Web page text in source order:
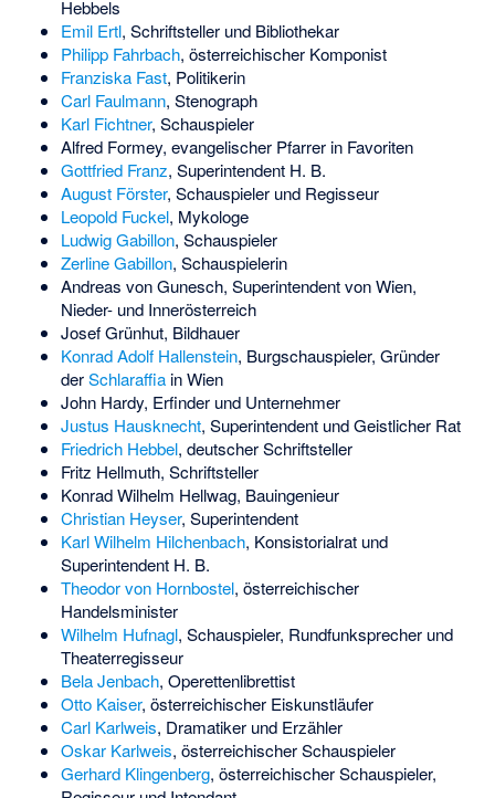
Hebbels
Emil Ertl, Schriftsteller und Bibliothekar
Philipp Fahrbach, österreichischer Komponist
Franziska Fast, Politikerin
Carl Faulmann, Stenograph
Karl Fichtner, Schauspieler
Alfred Formey, evangelischer Pfarrer in Favoriten
Gottfried Franz, Superintendent H. B.
August Förster, Schauspieler und Regisseur
Leopold Fuckel, Mykologe
Ludwig Gabillon, Schauspieler
Zerline Gabillon, Schauspielerin
Andreas von Gunesch, Superintendent von Wien,
Nieder- und Innerösterreich
Josef Grünhut, Bildhauer
Konrad Adolf Hallenstein, Burgschauspieler, Gründer
derSchlaraffiain Wien
John Hardy, Erfinder und Unternehmer
Justus Hausknecht, Superintendent und Geistlicher Rat
Friedrich Hebbel, deutscher Schriftsteller
Fritz Hellmuth, Schriftsteller
Konrad Wilhelm Hellwag, Bauingenieur
Christian Heyser, Superintendent
Karl Wilhelm Hilchenbach, Konsistorialrat und
Superintendent H. B.
Theodor von Hornbostel, österreichischer
Handelsminister
Wilhelm Hufnagl, Schauspieler, Rundfunksprecher und
Theaterregisseur
Bela Jenbach, Operettenlibrettist
Otto Kaiser, österreichischer Eiskunstläufer
Carl Karlweis, Dramatiker und Erzähler
Oskar Karlweis, österreichischer Schauspieler
Gerhard Klingenberg, österreichischer Schauspieler,